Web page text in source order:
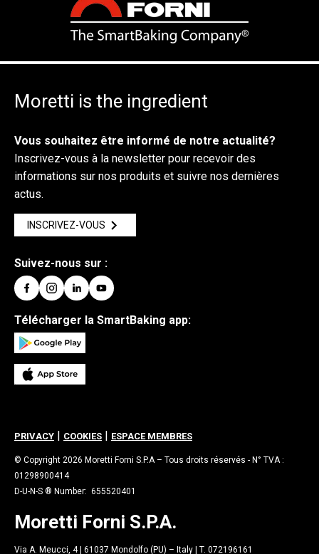
Moretti is the ingredient
Vous souhaitez être informé de notre actualité?
Inscrivez-vous à la newsletter pour recevoir des
informations sur nos produits et suivre nos dernières
actus.
INSCRIVEZ-VOUS
Suivez-nous sur :
Télécharger la SmartBaking app:
PRIVACY | COOKIES | ESPACE MEMBRES
© Copyright 2026 Moretti Forni S.P.A – Tous droits réservés - N° TVA :
01298900414
D-U-N-S ® Number: 655520401
Moretti Forni S.P.A.
Via A. Meucci, 4 | 61037 Mondolfo (PU) – Italy | T. 072196161